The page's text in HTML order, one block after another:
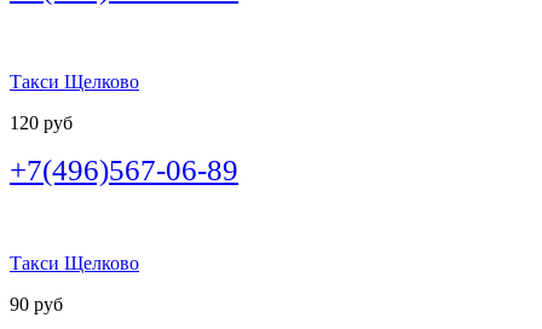
Такси Щелково
120 руб
+7(496)567-06-89
Такси Щелково
90 руб